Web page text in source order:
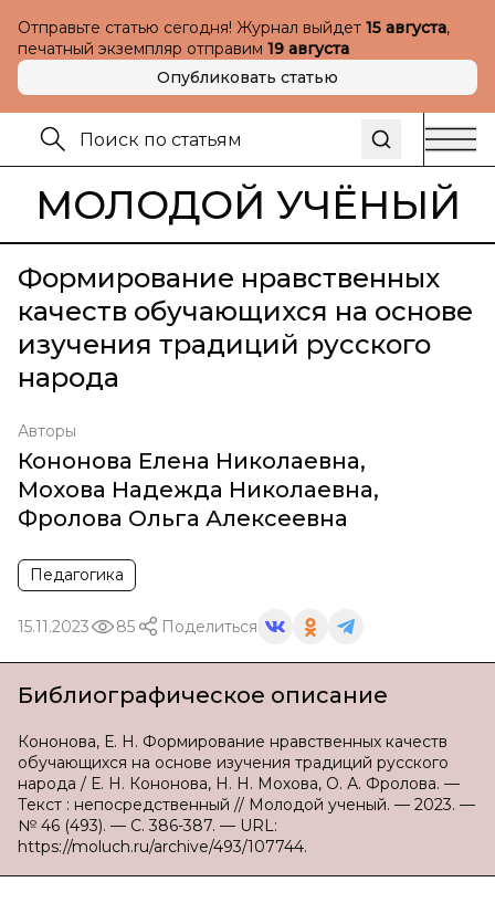
Отправьте статью сегодня! Журнал выйдет 15 августа,
печатный экземпляр отправим 19 августа
Опубликовать статью
МОЛОДОЙ УЧЁНЫЙ
Формирование нравственных
качеств обучающихся на основе
изучения традиций русского
народа
Авторы
Кононова Елена Николаевна,
Мохова Надежда Николаевна,
Фролова Ольга Алексеевна
Педагогика
15.11.2023 85 Поделиться
Библиографическое описание
Кононова, Е. Н. Формирование нравственных качеств
обучающихся на основе изучения традиций русского
народа / Е. Н. Кононова, Н. Н. Мохова, О. А. Фролова. —
Текст : непосредственный // Молодой ученый. — 2023. —
№ 46 (493). — С. 386-387. — URL:
https://moluch.ru/archive/493/107744.